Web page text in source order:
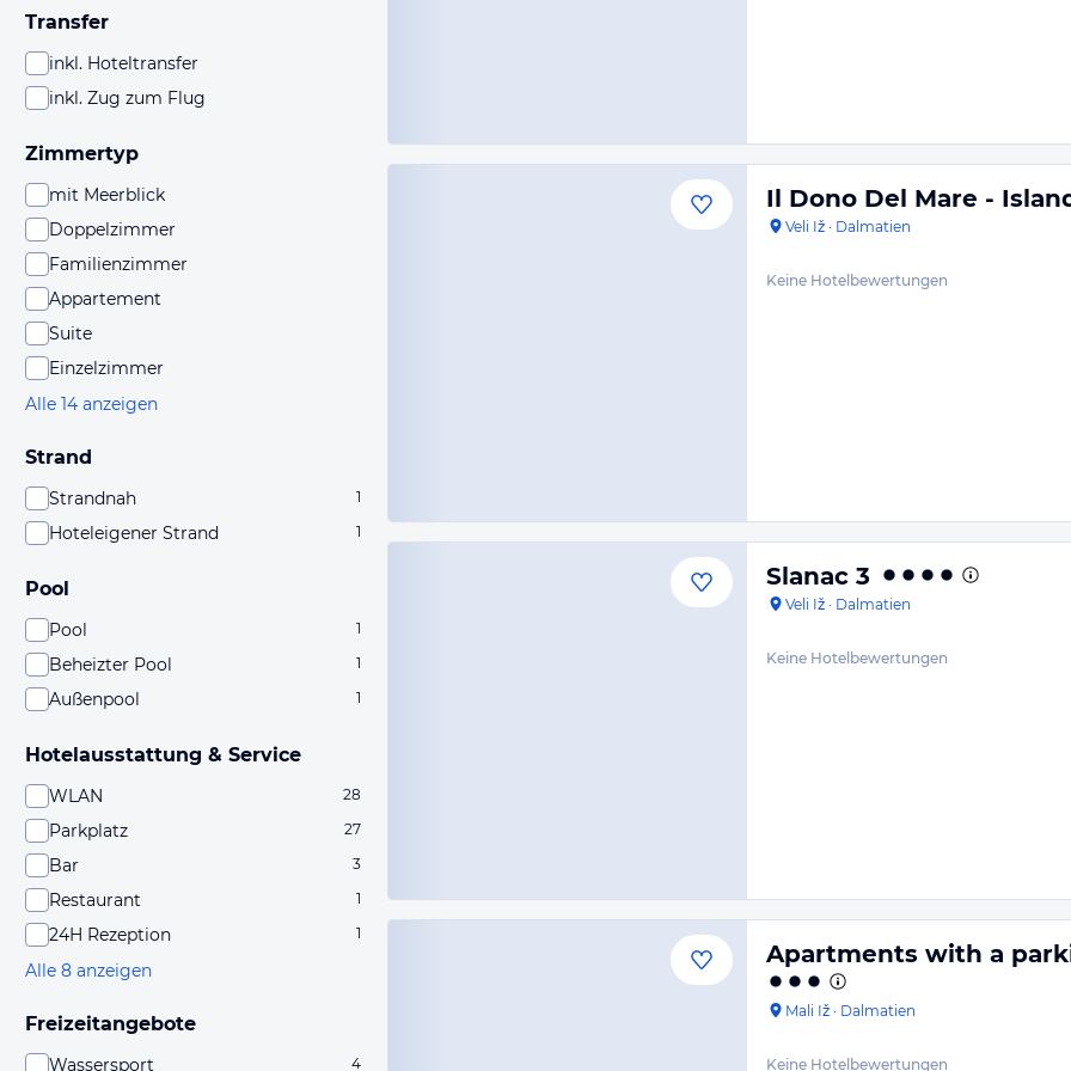
Transfer
inkl. Hoteltransfer
inkl. Zug zum Flug
Zimmertyp
mit Meerblick
Doppelzimmer
Familienzimmer
Appartement
Suite
Einzelzimmer
Alle 14 anzeigen
Strand
Strandnah 1
Hoteleigener Strand 1
Pool
Pool 1
Beheizter Pool 1
Außenpool 1
Hotelausstattung & Service
WLAN 28
Parkplatz 27
Bar 3
Restaurant 1
24H Rezeption 1
Alle 8 anzeigen
Freizeitangebote
Wassersport 4
Il Dono Del Mare -
Veli Iž · Dalmatien
Keine Hotelbewertungen
Slanac 3
Veli Iž · Dalmatien
Keine Hotelbewertungen
Apartments with a
Mali Iž · Dalmatien
Keine Hotelbewertungen